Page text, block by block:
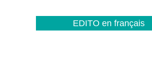
EDITO en français